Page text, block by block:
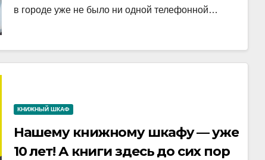
книжного дома оказалась…
в городе уже не было ни одной телефонной…
КНИЖНЫЙ ШКАФ
Нашему книжному шкафу — уже
10 лет! А книги здесь до сих пор